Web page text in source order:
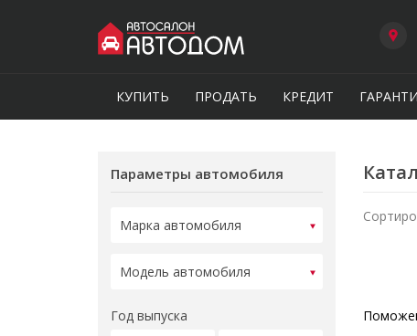
КУПИТЬ ПРОДАТЬ КРЕДИТ
Параметры автомобиля
Год выпуска